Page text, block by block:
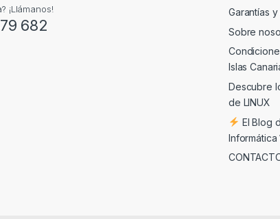
¡Llámanos!
682
Garantías
Sobre
Islas
Descubre
de LINUX
El Blog
Informática